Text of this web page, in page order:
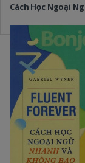
Cách Học Ngoại